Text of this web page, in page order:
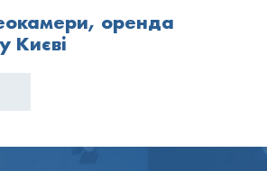
оренда
Києві